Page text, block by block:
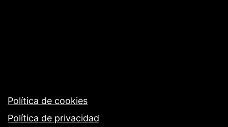
Política de cookies
Política de privacidad